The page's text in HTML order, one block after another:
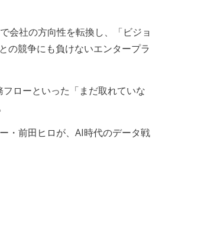
会社の方向性を転換し、「ビジョ
の競争にも負けないエンタープラ
ローといった「まだ取れていな
・前田ヒロが、AI時代のデータ戦